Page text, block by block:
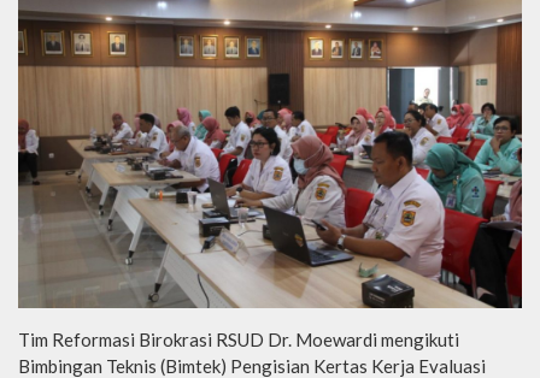
Tim Reformasi Birokrasi RSUD Dr. Moewardi mengikuti
Bimbingan Teknis (Bimtek) Pengisian Kertas Kerja Evaluasi